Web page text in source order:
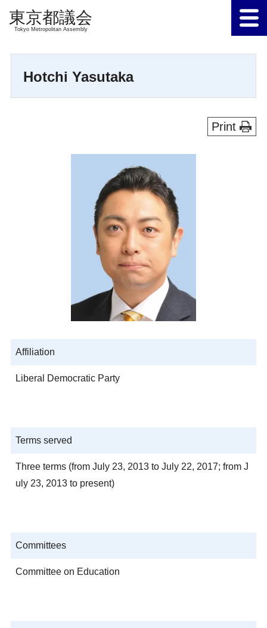
Tokyo Metropolitan Assembly
Hotchi Yasutaka
Print
Affiliation
Liberal Democratic Party
Terms served
Three terms (from July 23, 2013 to July 22, 2017; from J
uly 23, 2013 to present)
Committees
Committee on Education